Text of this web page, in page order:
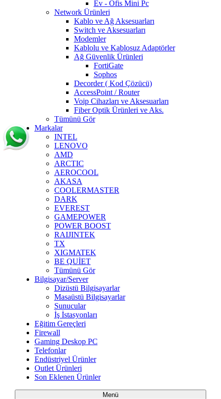
Ev - Ofis Mini Pc
Network Ürünleri
Kablo ve Ağ Aksesuarları
Switch ve Aksesuarları
Modemler
Kablolu ve Kablosuz Adaptörler
Ağ Güvenlik Ürünleri
FortiGate
Sophos
Decorder ( Kod Çözücü)
AccessPoint / Router
Voip Cihazları ve Aksesuarları
Fiber Optik Ürünleri ve Aks.
Tümünü Gör
Markalar
INTEL
LENOVO
AMD
ARCTIC
AEROCOOL
AKASA
COOLERMASTER
DARK
EVEREST
GAMEPOWER
POWER BOOST
RAIJINTEK
TX
XIGMATEK
BE QUİET
Tümünü Gör
Bilgisayar/Server
Dizüstü Bilgisayarlar
Masaüstü Bilgisayarlar
Sunucular
İş İstasyonları
Eğitim Gereçleri
Firewall
Gaming Deskop PC
Telefonlar
Endüstriyel Ürünler
Outlet Ürünleri
Son Eklenen Ürünler
Menü